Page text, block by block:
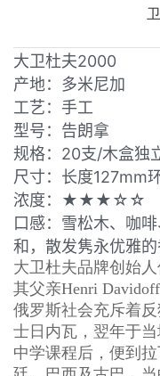
大卫杜夫2000
产地：多米尼加
工艺：手工
型号：告朗拿
规格：20支/木盒独
尺寸：长度127mm
浓度：★★★☆☆
口感：雪松木、咖
和，散发隽永优雅的
大卫杜夫品牌创始人
其父亲Henri
俄罗斯社会充斥着
士日内瓦，翌年于
中学课程后，便到